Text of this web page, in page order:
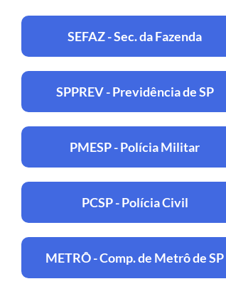
SEFAZ - Sec. da Fazenda
SPPREV - Previdência de SP
PMESP - Polícia Militar
PCSP - Polícia Civil
METRÔ - Comp. de Metrô de SP